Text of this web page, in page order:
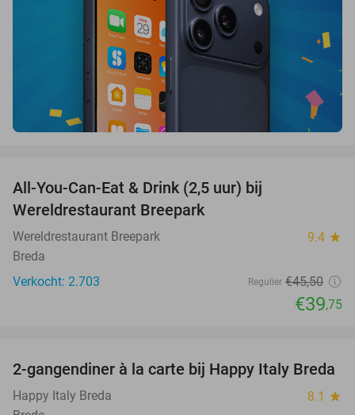
All-You-Can-Eat & Drink (2,5 uur) bij
Wereldrestaurant Breepark
Wereldrestaurant Breepark 9.4 star
Breda
Verkocht: 2.703
Regulier €45,50
€39,75
35%
2-gangendiner à la carte bij Happy Italy Breda
Happy Italy Breda 8.1 star